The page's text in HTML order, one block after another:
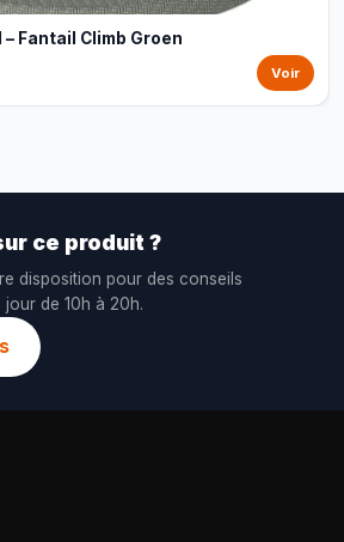
Fantail Climb Groen
Voir
ce produit ?
disposition pour des conseils
de 10h à 20h.